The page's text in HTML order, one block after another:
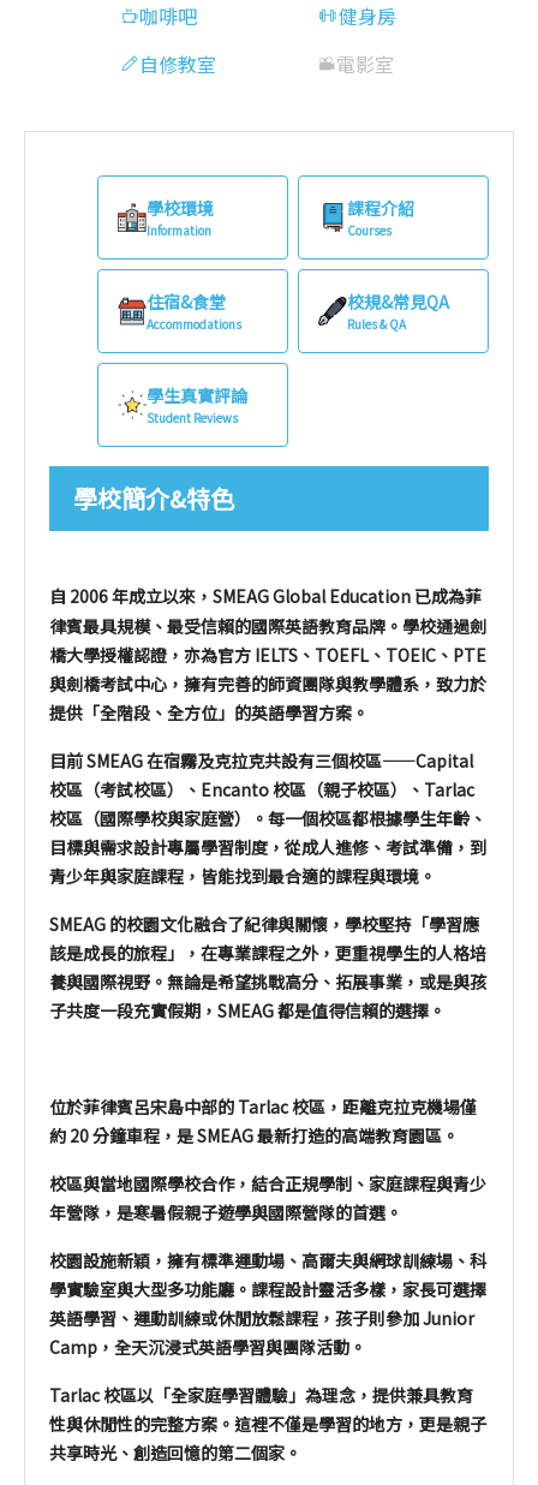
咖啡吧
健身房
自修教室
電影室
學校環境
Information
課程介紹
Courses
住宿&食堂
Accommodations
校規&常見QA
Rules & QA
學生真實評論
Student Reviews
學校簡介&特色
自 2006 年成立以來，SMEAG Global Education 已成為菲
律賓最具規模、最受信賴的國際英語教育品牌。學校通過劍
橋大學授權認證，亦為官方 IELTS、TOEFL、TOEIC、PTE
與劍橋考試中心，擁有完善的師資團隊與教學體系，致力於
提供「全階段、全方位」的英語學習方案。
目前 SMEAG 在宿霧及克拉克共設有三個校區——Capital
校區（考試校區）、Encanto 校區（親子校區）、Tarlac
校區（國際學校與家庭營）。每一個校區都根據學生年齡、
目標與需求設計專屬學習制度，從成人進修、考試準備，到
青少年與家庭課程，皆能找到最合適的課程與環境。
SMEAG 的校園文化融合了紀律與關懷，學校堅持「學習應
該是成長的旅程」，在專業課程之外，更重視學生的人格培
養與國際視野。無論是希望挑戰高分、拓展事業，或是與孩
子共度一段充實假期，SMEAG 都是值得信賴的選擇。
位於菲律賓呂宋島中部的 Tarlac 校區 ，距離克拉克機場僅
約 20 分鐘車程，是 SMEAG 最新打造的高端教育園區。
校區與當地國際學校合作，結合正規學制、家庭課程與青少
年營隊，是寒暑假親子遊學與國際營隊的首選。
校園設施新穎，擁有標準運動場、高爾夫與網球訓練場、科
學實驗室與大型多功能廳。課程設計靈活多樣，家長可選擇
英語學習、運動訓練或休閒放鬆課程，孩子則參加 Junior
Camp，全天沉浸式英語學習與團隊活動。
Tarlac 校區以「全家庭學習體驗」為理念，提供兼具教育
性與休閒性的完整方案。這裡不僅是學習的地方，更是親子
共享時光、創造回憶的第二個家。